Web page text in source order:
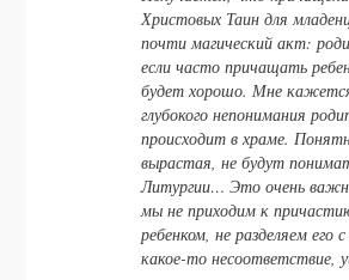
Христовых Таин для
почти магический акт:
если часто причащать
будет хорошо. Мне
глубокого непонимания
происходит в храме.
вырастая, не будут
Литургии… Это очень
мы не приходим к
ребенком, не разделяем его
какое-то несоответствие,